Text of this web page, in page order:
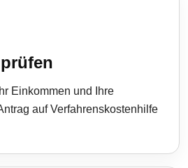
Einkommen und Ihre
auf Verfahrenskostenhilfe